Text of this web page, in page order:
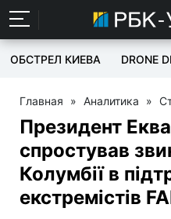
ОБСТРЕЛ КИЕВА DRONE
Главная » Аналитика »
Президент
спростував
Колумбії в
екстремістів